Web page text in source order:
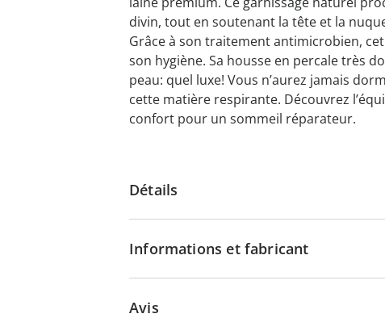
divin, tout en soutenant la tête et la
Grâce à son traitement antimicrobien,
son hygiène. Sa housse en percale très
peau: quel luxe! Vous n’aurez jamais
cette matière respirante. Découvrez
confort pour un sommeil réparateur.
Détails
Informations et fabricant
Avis